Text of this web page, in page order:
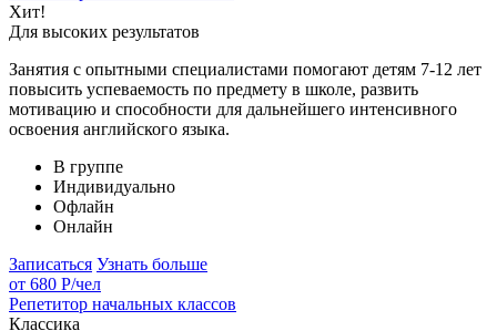
Хит!
Для высоких результатов
Занятия с опытными специалистами помогают детям 7-12 лет
повысить успеваемость по предмету в школе, развить
мотивацию и способности для дальнейшего интенсивного
освоения английского языка.
В группе
Индивидуально
Офлайн
Онлайн
Записаться Узнать больше
от 680 Р/чел
Репетитор начальных классов
Классика